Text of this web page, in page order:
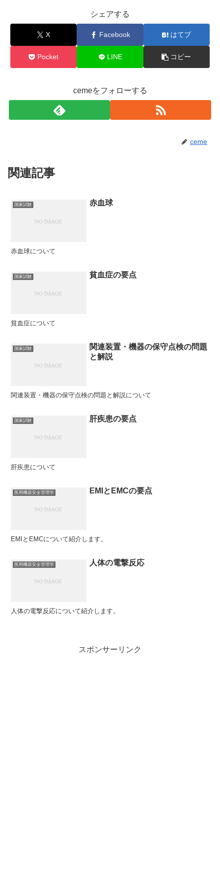
シェアする
X Facebook はてブ
Pocket LINE コピー
cemeをフォローする
ceme
関連記事
国家試験 赤血球
赤血球について
国家試験 貧血症の要点
貧血症について
国家試験
関連装置・機器の保守点検の問題
と解説
関連装置・機器の保守点検の問題と解説について
国家試験 肝疾患の要点
肝疾患について
医用機器安全管理学 EMIとEMCの要点
EMIとEMCについて紹介します。
医用機器安全管理学 人体の電撃反応
人体の電撃反応について紹介します。
スポンサーリンク